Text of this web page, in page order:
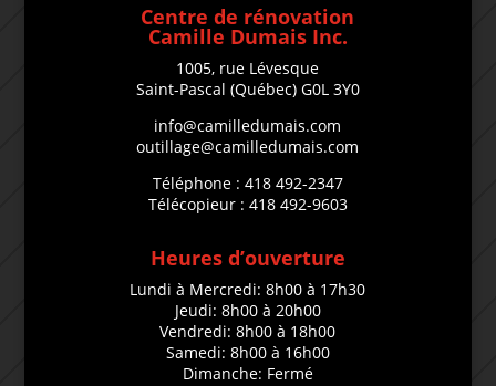
Centre de rénovation
Camille Dumais Inc.
1005, rue Lévesque
Saint-Pascal (Québec) G0L 3Y0
info@camilledumais.com
outillage@camilledumais.com
Téléphone : 418 492-2347
Télécopieur : 418 492-9603
Heures d’ouverture
Lundi à Mercredi: 8h00 à 17h30
Jeudi: 8h00 à 20h00
Vendredi: 8h00 à 18h00
Samedi: 8h00 à 16h00
Dimanche: Fermé